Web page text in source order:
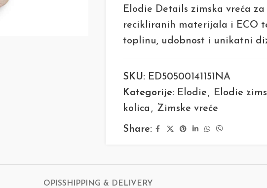
Elodie Details zimska vreća
recikliranih materijala i ECO
toplinu, udobnost i unikatni
SKU: ED50500141151NA
Kategorije: Elodie , Elodie
kolica , Zimske vreće
Share:
OPISSHIPPING & DELIVERY